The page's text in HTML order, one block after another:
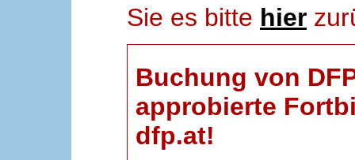
Sie es bitte hier
Buchung von
approbierte
dfp.at!